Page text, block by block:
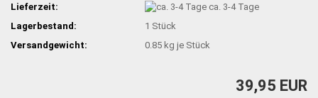
Lieferzeit:
ca. 3-4 Tage
Lagerbestand:
1 Stück
Versandgewicht:
0.85 kg je Stück
39,95 EUR